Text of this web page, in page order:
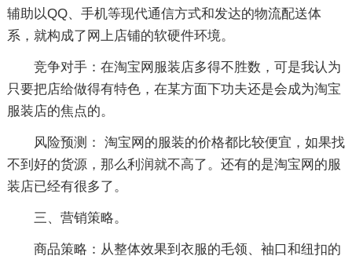
辅助以QQ、手机等现代通信方式和发达的物流配送体
系，就构成了网上店铺的软硬件环境。
竞争对手：在淘宝网服装店多得不胜数，可是我认为
只要把店给做得有特色，在某方面下功夫还是会成为淘宝
服装店的焦点的。
风险预测： 淘宝网的服装的价格都比较便宜，如果找
不到好的货源，那么利润就不高了。还有的是淘宝网的服
装店已经有很多了。
三、营销策略。
商品策略：从整体效果到衣服的毛领、袖口和纽扣的